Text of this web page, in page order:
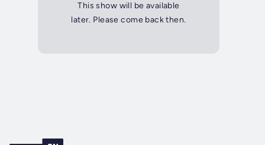
This show will be available
later. Please come back then.